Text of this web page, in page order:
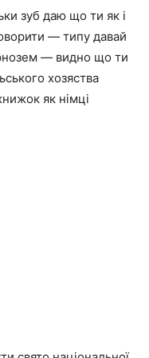
зуб даю що ти як і
— типу давай
— видно що ти
хозяства
як німці